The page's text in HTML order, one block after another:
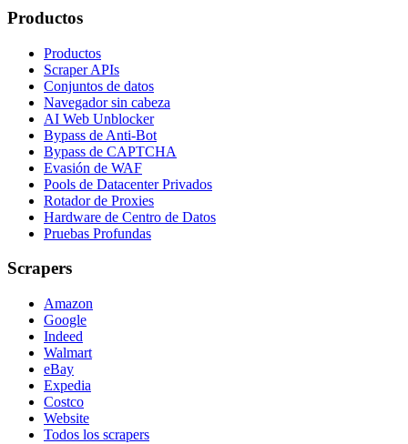
Productos
Productos
Scraper APIs
Conjuntos de datos
Navegador sin cabeza
AI Web Unblocker
Bypass de Anti-Bot
Bypass de CAPTCHA
Evasión de WAF
Pools de Datacenter Privados
Rotador de Proxies
Hardware de Centro de Datos
Pruebas Profundas
Scrapers
Amazon
Google
Indeed
Walmart
eBay
Expedia
Costco
Website
Todos los scrapers